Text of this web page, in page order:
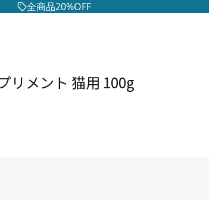
全商品20%OFF
リメント 猫用 100g